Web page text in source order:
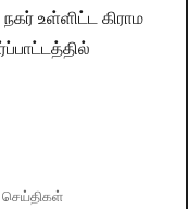
உள்ளிட்ட கிராம
Categories
செய்திகள்